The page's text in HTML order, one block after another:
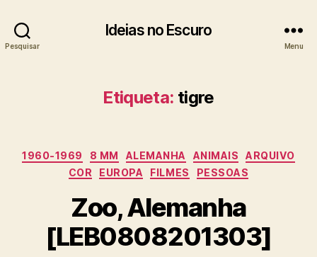
Pesquisar
Ideias no Escuro
Menu
Etiqueta: tigre
Categorias
1960-1969 8 MM ALEMANHA ANIMAIS
ARQUIVO
COR
EUROPA FILMES PESSOAS
Zoo, Alemanha
[LEB0808201303]